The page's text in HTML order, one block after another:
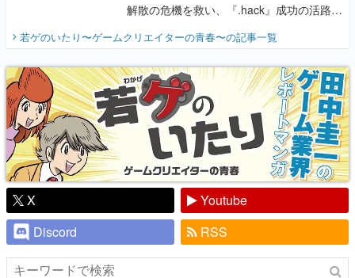
解散の危機を救い、『.hack』成功の活路を
開く。業界の快男児・松山 洋に流れる血は
『少年ジャンプ』色だった【若ゲのいた
り】
若ゲのいたり〜ゲームクリエイターの青春〜の記事一覧
X
Youtube
Discord
RSS